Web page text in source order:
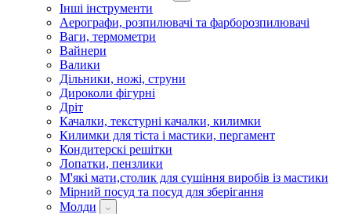
Інші інструменти
Аерографи, розпилювачі та фарборозпилювачі
Ваги, термометри
Вайнери
Валики
Дільники, ножі, струни
Дироколи фігурні
Дріт
Качалки, текстурні качалки, килимки
Килимки для тіста і мастики, пергамент
Кондитерскі решітки
Лопатки, пензлики
М'які мати,столик для сушіння виробів із мастики
Мірний посуд та посуд для зберігання
Молди